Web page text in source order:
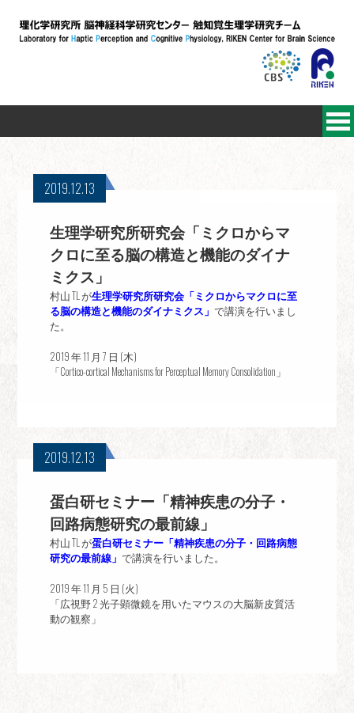
生理学研究所研究会「ミクロからマ
クロに至る脳の構造と機能のダイナ
ミクス」
2019.12.13
村山 TL が生理学研究所研究会「ミクロからマクロに至
る脳の構造と機能のダイナミクス」 で講演を行いまし
た。
2019 年 11 月 7 日 (木)
「Cortico-cortical Mechanisms for Perceptual Memory Consolidation」
蛋白研セミナー「精神疾患の分子・
回路病態研究の最前線」
2019.12.13
村山 TL が蛋白研セミナー「精神疾患の分子・回路病態
研究の最前線」 で講演を行いました。
2019 年 11 月 5 日 (火)
「広視野 2 光子顕微鏡を用いたマウスの大脳新皮質活
動の観察」